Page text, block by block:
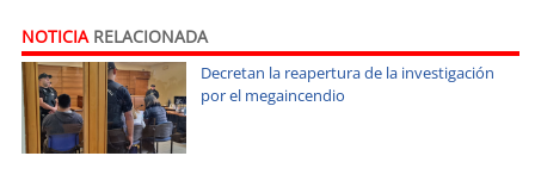
soy sanantonio
soy chillán
NOTICIARELACIONADA
Decretan la reapertura de la investigación
por el megaincendio